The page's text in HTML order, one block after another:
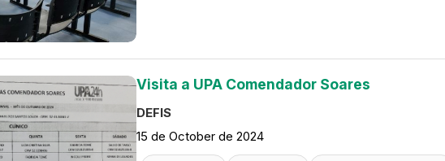
Visita a UPA Comendador Soares
DEFIS
15 de October de 2024